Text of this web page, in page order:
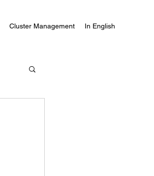
Cluster Management In English